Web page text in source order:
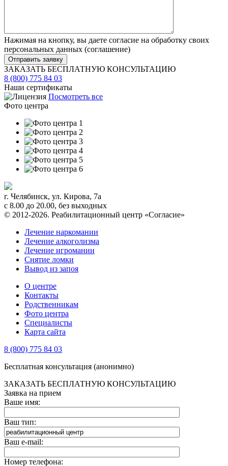
Нажимая на кнопку, вы даете согласие на обработку своих
персональных данных (соглашение)
ЗАКАЗАТЬ БЕСПЛАТНУЮ КОНСУЛЬТАЦИЮ
8 (800) 775 84 03
Наши сертификаты
Посмотреть все
Фото центра
г. Челябинск, ул. Кирова, 7а
с 8.00 до 20.00, без выходных
© 2012-2026. Реабилитационный центр «Согласие»
Лечение наркомании
Лечение алкоголизма
Лечение игромании
Снятие ломки
Вывод из запоя
О центре
Контакты
Родственникам
Фото центра
Специалисты
Карта сайта
8 (800) 775 84 03
Бесплатная консультация (анонимно)
ЗАКАЗАТЬ БЕСПЛАТНУЮ КОНСУЛЬТАЦИЮ
Заявка на прием
Ваше имя:
Ваш тип:
Ваш e-mail:
Номер телефона: